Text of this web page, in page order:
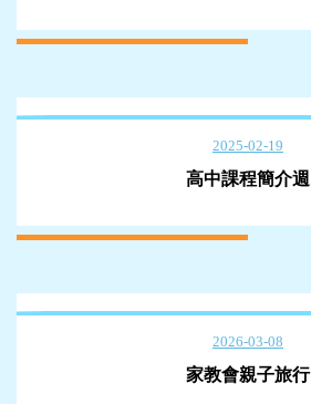
2025-02-19
高中課程簡介週
2026-03-08
家教會親子旅行